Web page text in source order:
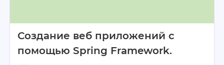
Создание веб приложений с
помощью Spring Framework.